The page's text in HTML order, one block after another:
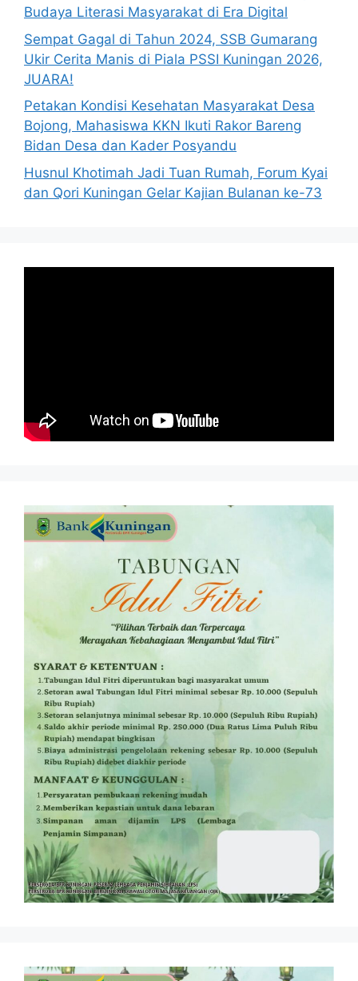
Budaya Literasi Masyarakat di Era Digital
Sempat Gagal di Tahun 2024, SSB Gumarang
Ukir Cerita Manis di Piala PSSI Kuningan 2026,
JUARA!
Petakan Kondisi Kesehatan Masyarakat Desa
Bojong, Mahasiswa KKN Ikuti Rakor Bareng
Bidan Desa dan Kader Posyandu
Husnul Khotimah Jadi Tuan Rumah, Forum Kyai
dan Qori Kuningan Gelar Kajian Bulanan ke-73